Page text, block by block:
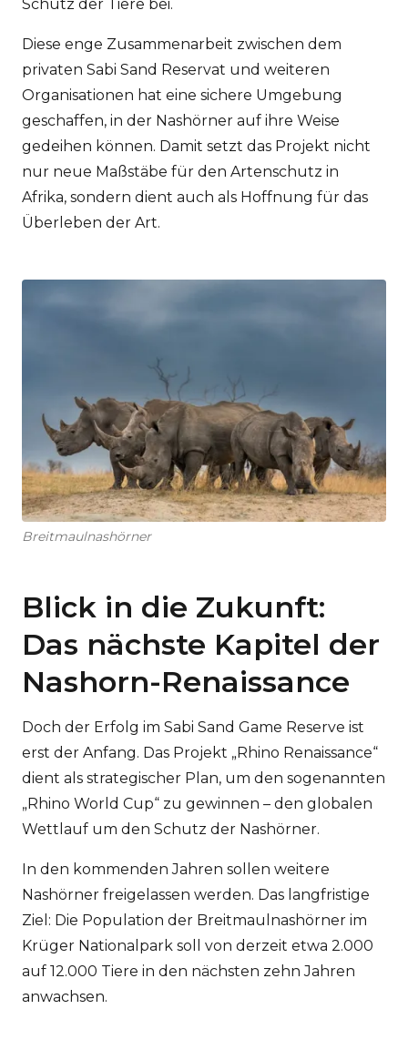
Schutz der Tiere bei.
Diese enge Zusammenarbeit zwischen dem
privaten Sabi Sand Reservat und weiteren
Organisationen hat eine sichere Umgebung
geschaffen, in der Nashörner auf ihre Weise
gedeihen können. Damit setzt das Projekt nicht
nur neue Maßstäbe für den Artenschutz in
Afrika, sondern dient auch als Hoffnung für das
Überleben der Art.
Breitmaulnashörner
Blick in die Zukunft:
Das nächste Kapitel der
Nashorn-Renaissance
Doch der Erfolg im Sabi Sand Game Reserve ist
erst der Anfang. Das Projekt „Rhino Renaissance“
dient als strategischer Plan, um den sogenannten
„Rhino World Cup“ zu gewinnen – den globalen
Wettlauf um den Schutz der Nashörner.
In den kommenden Jahren sollen weitere
Nashörner freigelassen werden. Das langfristige
Ziel: Die Population der Breitmaulnashörner im
Krüger Nationalpark soll von derzeit etwa 2.000
auf 12.000 Tiere in den nächsten zehn Jahren
anwachsen.